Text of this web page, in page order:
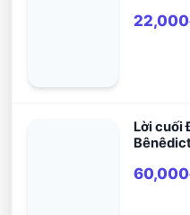
22,000
Lời cuối
60,000